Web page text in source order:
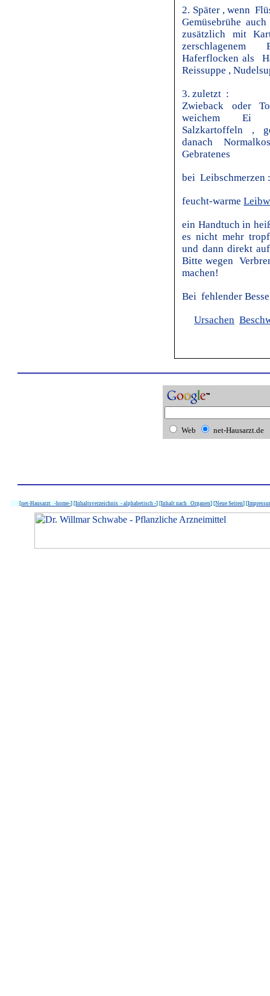
2. Später , wenn
Gemüsebrühe
zusätzlich mit
zerschlagenem
Haferflocken als
Reissuppe ,
3. zuletzt :
Zwieback oder
weichem Ei ,
Salzkartoffeln ,
danach
Gebratenes
bei Leibschmerzen
feucht-warme
ein Handtuch in
es nicht mehr
und dann direkt
Bitte wegen
machen!
Bei fehlender
Ursachen
Web net-Hausarzt.de
[net-Hausarzt -home-] [Inhaltsverzeichnis - alphabetisch -] [Inhalt nach Organen] [Neue Seiten] [